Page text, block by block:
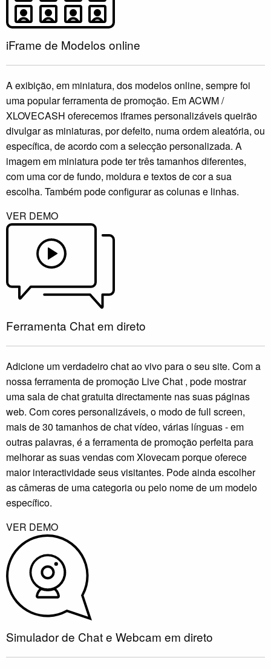
iFrame de Modelos online
A exibição, em miniatura, dos modelos online, sempre foi
uma popular ferramenta de promoção. Em ACWM /
XLOVECASH oferecemos iframes personalizáveis queirão
divulgar as miniaturas, por defeito, numa ordem aleatória, ou
específica, de acordo com a selecção personalizada. A
imagem em miniatura pode ter três tamanhos diferentes,
com uma cor de fundo, moldura e textos de cor a sua
escolha. Também pode configurar as colunas e linhas.
VER DEMO
Ferramenta Chat em direto
Adicione um verdadeiro chat ao vivo para o seu site. Com a
nossa ferramenta de promoção Live Chat , pode mostrar
uma sala de chat gratuita directamente nas suas páginas
web. Com cores personalizáveis, o modo de full screen,
mais de 30 tamanhos de chat vídeo, várias línguas - em
outras palavras, é a ferramenta de promoção perfeita para
melhorar as suas vendas com Xlovecam porque oferece
maior interactividade seus visitantes. Pode ainda escolher
as câmeras de uma categoria ou pelo nome de um modelo
específico.
VER DEMO
Simulador de Chat e Webcam em direto